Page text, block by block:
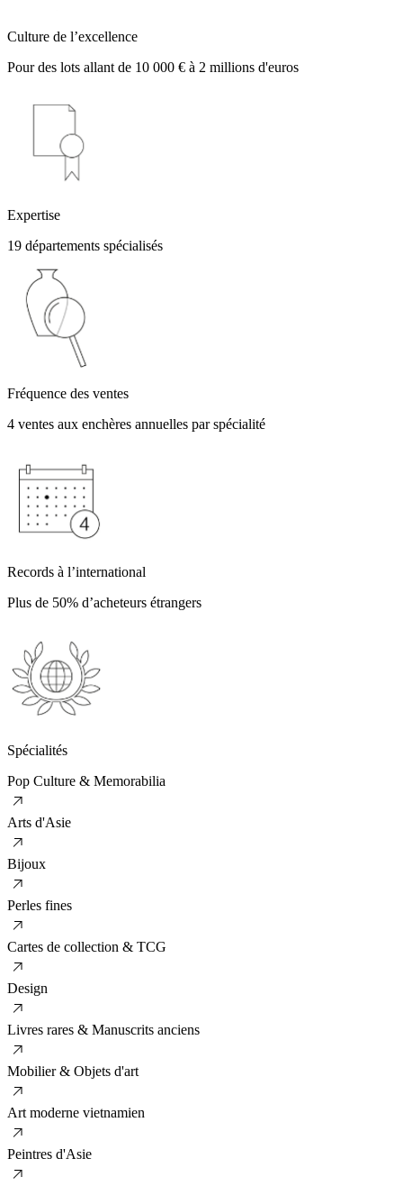
Culture de l’excellence
Pour des lots allant de 10 000 € à 2 millions d'euros
Expertise
19 départements spécialisés
Fréquence des ventes
4 ventes aux enchères annuelles par spécialité
Records à l’international
Plus de 50% d’acheteurs étrangers
Spécialités
Pop Culture & Memorabilia
Arts d'Asie
Bijoux
Perles fines
Cartes de collection & TCG
Design
Livres rares & Manuscrits anciens
Mobilier & Objets d'art
Art moderne vietnamien
Peintres d'Asie